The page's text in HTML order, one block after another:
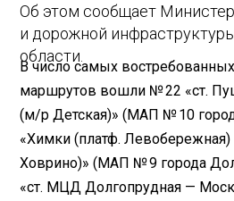
Об этом сообщает
и дорожной
области.
В число самых
маршрутов вошли № 22 «ст.
(м/р Детская)» (МАП № 10
«Химки (платф.
Ховрино)» (МАП № 9 города
«ст. МЦД Долгопрудная —